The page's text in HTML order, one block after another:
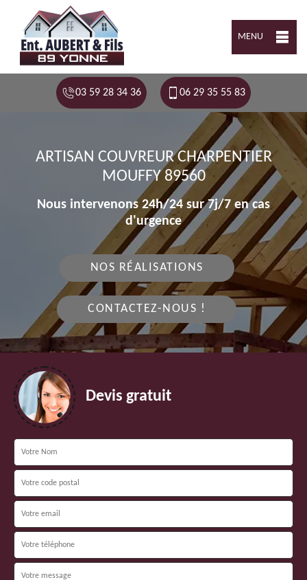
MENU
03 59 28 34 36 06 29 35 55 83
ARTISAN COUVREUR CHARPENTIER
MOUFFY 89560
Nous intervenons 24h/24 sur 7j/7 en cas
d'urgence
NOS RÉALISATIONS
CONTACTEZ-NOUS !
Devis gratuit